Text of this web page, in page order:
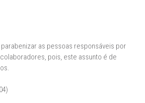
as pessoas responsáveis por
pois, este assunto é de